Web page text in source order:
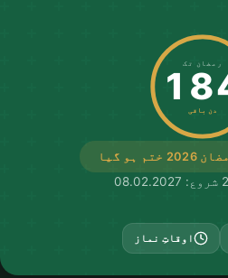
ہو گیا
رمضان تک
دن باقی
اوقاتِ نماز